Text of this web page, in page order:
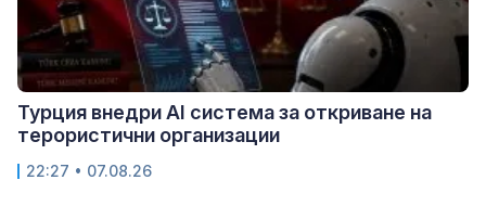
Турция внедри AI система за откриване на
терористични организации
22:27 • 07.08.26